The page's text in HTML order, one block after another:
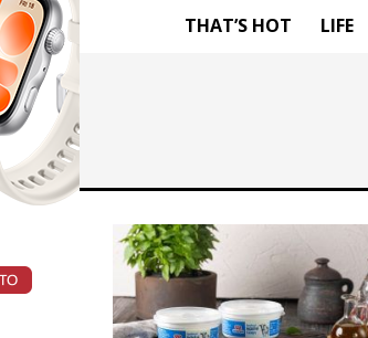
THAT’S HOT LIFE